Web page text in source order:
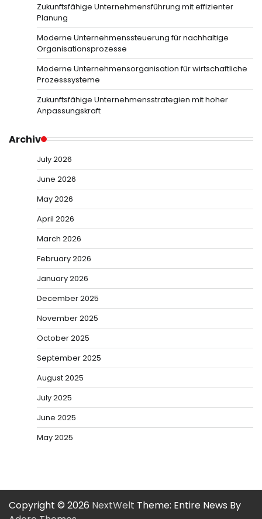
Zukunftsfähige Unternehmensführung mit effizienter
Planung
Moderne Unternehmenssteuerung für nachhaltige
Organisationsprozesse
Moderne Unternehmensorganisation für wirtschaftliche
Prozesssysteme
Zukunftsfähige Unternehmensstrategien mit hoher
Anpassungskraft
Archiv
July 2026
June 2026
May 2026
April 2026
March 2026
February 2026
January 2026
December 2025
November 2025
October 2025
September 2025
August 2025
July 2025
June 2025
May 2025
Copyright © 2026 NextWelt Theme: Entire News By